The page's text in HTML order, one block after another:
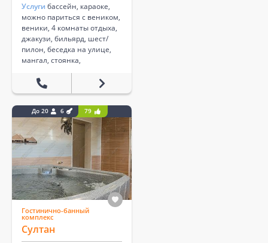
Услуги бассейн, караоке,
можно париться с веником,
веники, 4 комнаты отдыха,
джакузи, бильярд, шест/
пилон, беседка на улице,
мангал, стоянка,
До 20 6 79
Гостинично-банный
комплекс
Султан